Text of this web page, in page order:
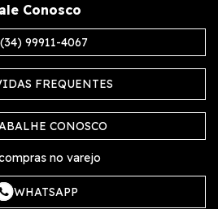
Conosco
(34) 99911-4067
FREQUENTES
CONOSCO
no varejo
WHATSAPP